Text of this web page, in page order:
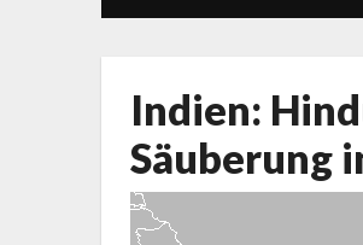
Indien:
Säuberung